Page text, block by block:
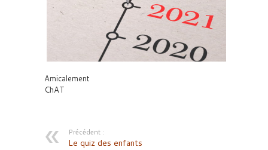
Amicalement
ChAT
Précédent :
Le quiz des enfants